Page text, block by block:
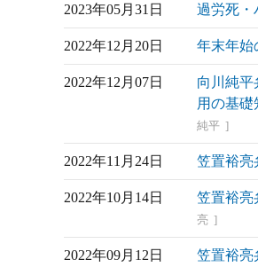
2023年05月31日 過労死・
2022年12月20日 年末年始
2022年12月07日
向川純平
用の基礎
純平
2022年11月24日 笠置裕亮
2022年10月14日 笠置裕亮
亮
2022年09月12日
笠置裕亮